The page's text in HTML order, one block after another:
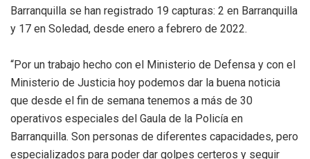
Barranquilla se han registrado 19 capturas: 2 en Barranquilla
y 17 en Soledad, desde enero a febrero de 2022.
“Por un trabajo hecho con el Ministerio de Defensa y con el
Ministerio de Justicia hoy podemos dar la buena noticia
que desde el fin de semana tenemos a más de 30
operativos especiales del Gaula de la Policía en
Barranquilla. Son personas de diferentes capacidades, pero
especializados para poder dar golpes certeros y seguir